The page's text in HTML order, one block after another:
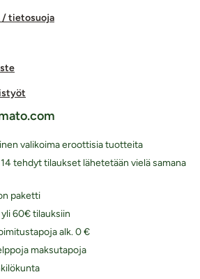
/ tietosuoja
valikoima eroottisia tuotteita
tehdyt tilaukset lähetetään vielä samana
paketti
60€ tilauksiin
alk. 0 €
maksutapoja